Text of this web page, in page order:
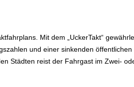
Mit dem „UckerTakt“
und einer sinkenden
Städten reist der Fahrgast im Zwei-